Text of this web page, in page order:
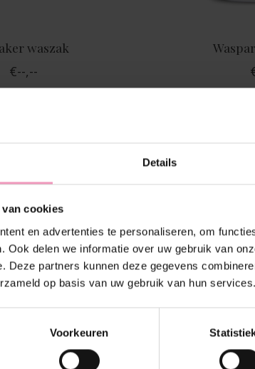
Details
cookies
en advertenties te personaliseren, om
Ook delen we informatie over uw gebruik van
Deze partners kunnen deze gegevens
op basis van uw gebruik van hun services.
Voorkeuren
waszak
€--,--